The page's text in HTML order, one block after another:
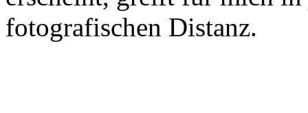
fotografischen Distanz.